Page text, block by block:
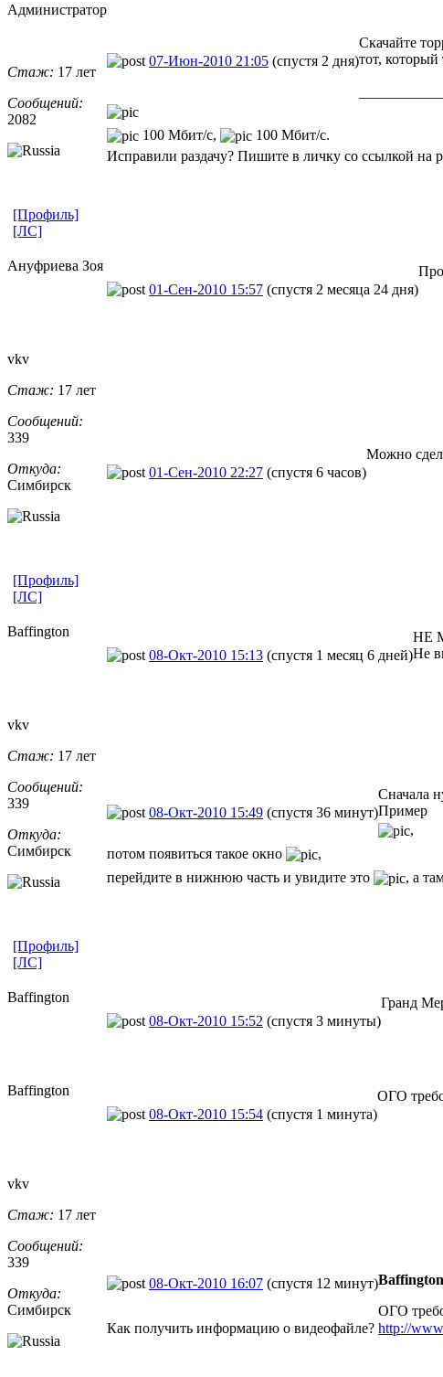
Администратор
Стаж: 17 лет
Сообщений:
2082
07-Июн-2010 21:05 (спустя 2 дня)
Скачайте
тот, который
100 Мбит/с,
100 Мбит/с.
Исправили раздачу? Пишите в личку со ссылкой на
[Профиль]
[ЛС]
Ануфриева Зоя
01-Сен-2010 15:57 (спустя 2 месяца 24 дня)
vkv
Стаж: 17 лет
Сообщений:
339
Откуда:
Симбирск
01-Сен-2010 22:27 (спустя 6 часов)
Можно
[Профиль]
[ЛС]
Baffington
08-Окт-2010 15:13 (спустя 1 месяц 6 дней)
НЕ
Не
vkv
Стаж: 17 лет
Сообщений:
339
Откуда:
Симбирск
08-Окт-2010 15:49 (спустя 36 минут)
Сначала
Пример
,
потом появиться такое окно
,
перейдите в нижнюю часть и увидите это
, а
[Профиль]
[ЛС]
Baffington
08-Окт-2010 15:52 (спустя 3 минуты)
Гранд
Baffington
08-Окт-2010 15:54 (спустя 1 минута)
ОГО
vkv
Стаж: 17 лет
Сообщений:
339
Откуда:
Симбирск
08-Окт-2010 16:07 (спустя 12 минут)Baffington
ОГО
Как получить информацию о видеофайле? http://